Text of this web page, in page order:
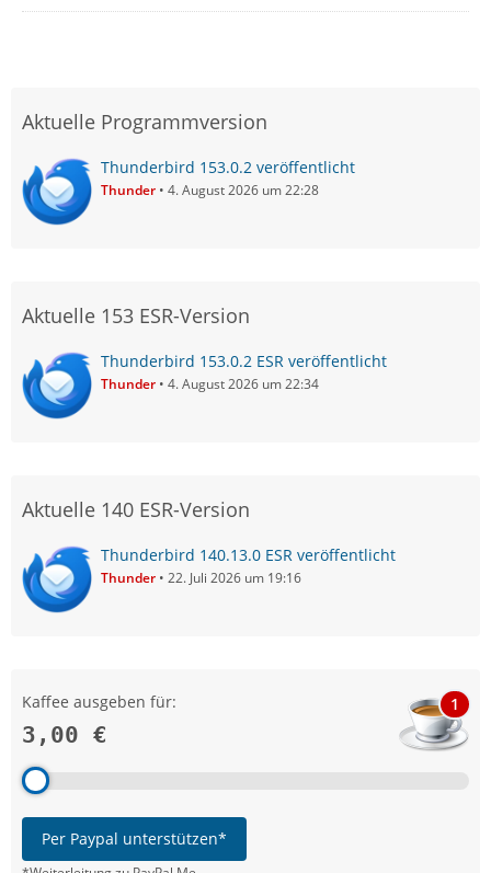
Aktuelle Programmversion
Thunderbird 153.0.2 veröffentlicht
Thunder 4. August 2026 um 22:28
Aktuelle 153 ESR-Version
Thunderbird 153.0.2 ESR veröffentlicht
Thunder 4. August 2026 um 22:34
Aktuelle 140 ESR-Version
Thunderbird 140.13.0 ESR veröffentlicht
Thunder 22. Juli 2026 um 19:16
Kaffee ausgeben für:
3,00 €
1
Per Paypal unterstützen*